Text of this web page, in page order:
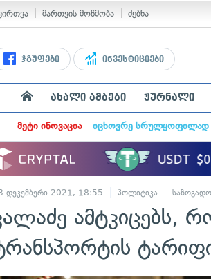
მართვის მოწმობა ძებნა
ჯგუფები ინვესტიციები
ახალი ამბები ჟურნალი
მეტი ინოვაცია იცხოვრე სრულყოფილად
დეკემბერი 2021, 18:55 პოლიტიკა
ამტკიცებს,